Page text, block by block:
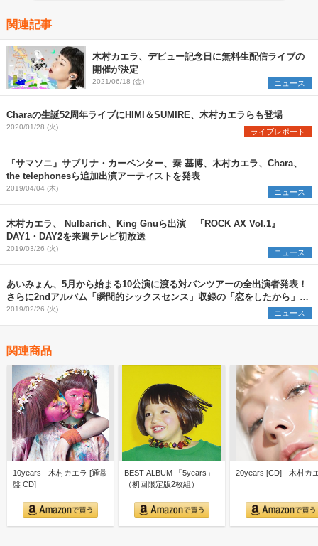
関連記事
木村カエラ、デビュー記念日に無料生配信ライブの
開催が決定
2021/06/18 (金) ニュース
Charaの生誕52周年ライブにHIMI＆SUMIRE、木村カエラらも登場
2020/01/28 (火) ライブレポート
『サマソニ』サブリナ・カーペンター、秦 基博、木村カエラ、Chara、
the telephonesら追加出演アーティストを発表
2019/04/04 (木) ニュース
木村カエラ、 Nulbarich、King Gnuら出演 『ROCK AX Vol.1』
DAY1・DAY2を来週テレビ初放送
2019/03/26 (火) ニュース
あいみょん、5月から始まる10公演に渡る対バンツアーの全出演者発表！
さらに2ndアルバム「瞬間的シックスセンス」収録の「恋をしたから」レ
コーディング映像をYouTubeにて公開！！
2019/02/26 (火) ニュース
関連商品
10years - 木村カエラ [通常
盤 CD]
BEST ALBUM 「5years」
（初回限定版2枚組）
20years [CD] - 木村カ